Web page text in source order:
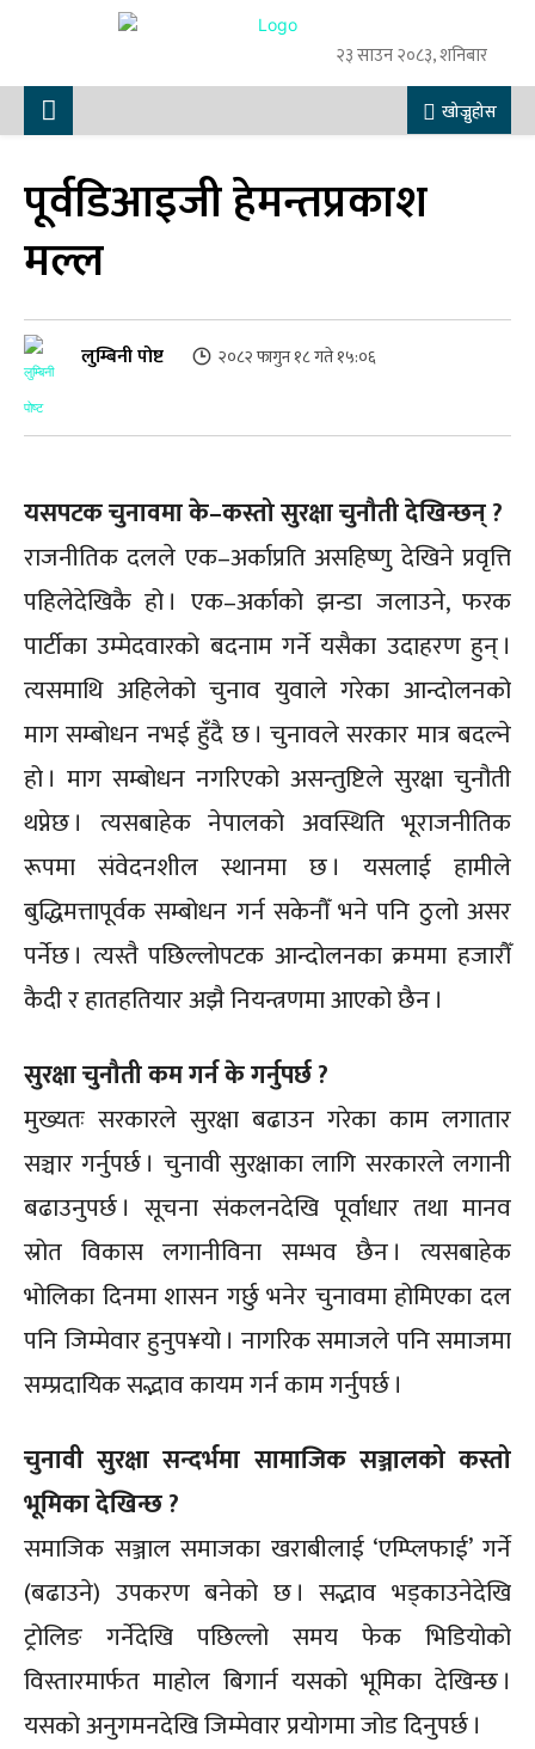
२३ साउन २०८३, शनिबार
खोज्नुहोस
पूर्वडिआइजी हेमन्तप्रकाश
मल्ल
लुम्बिनी पोष्ट २०८२ फागुन १८ गते १५:०६
यसपटक चुनावमा के–कस्तो सुरक्षा चुनौती देखिन्छन् ?
राजनीतिक दलले एक–अर्काप्रति असहिष्णु देखिने प्रवृत्ति
पहिलेदेखिकै हो । एक–अर्काको झन्डा जलाउने, फरक
पार्टीका उम्मेदवारको बदनाम गर्ने यसैका उदाहरण हुन् ।
त्यसमाथि अहिलेको चुनाव युवाले गरेका आन्दोलनको
माग सम्बोधन नभई हुँदै छ । चुनावले सरकार मात्र बदल्ने
हो । माग सम्बोधन नगरिएको असन्तुष्टिले सुरक्षा चुनौती
थप्नेछ । त्यसबाहेक नेपालको अवस्थिति भूराजनीतिक
रूपमा संवेदनशील स्थानमा छ । यसलाई हामीले
बुद्धिमत्तापूर्वक सम्बोधन गर्न सकेनौँ भने पनि ठुलो असर
पर्नेछ । त्यस्तै पछिल्लोपटक आन्दोलनका क्रममा हजारौँ
कैदी र हातहतियार अझै नियन्त्रणमा आएको छैन ।
सुरक्षा चुनौती कम गर्न के गर्नुपर्छ ?
मुख्यतः सरकारले सुरक्षा बढाउन गरेका काम लगातार
सञ्चार गर्नुपर्छ । चुनावी सुरक्षाका लागि सरकारले लगानी
बढाउनुपर्छ । सूचना संकलनदेखि पूर्वाधार तथा मानव
स्रोत विकास लगानीविना सम्भव छैन । त्यसबाहेक
भोलिका दिनमा शासन गर्छु भनेर चुनावमा होमिएका दल
पनि जिम्मेवार हुनुप¥यो । नागरिक समाजले पनि समाजमा
सम्प्रदायिक सद्भाव कायम गर्न काम गर्नुपर्छ ।
चुनावी सुरक्षा सन्दर्भमा सामाजिक सञ्जालको कस्तो
भूमिका देखिन्छ ?
समाजिक सञ्जाल समाजका खराबीलाई ‘एम्प्लिफाई’ गर्ने
(बढाउने) उपकरण बनेको छ । सद्भाव भड्काउनेदेखि
ट्रोलिङ गर्नेदेखि पछिल्लो समय फेक भिडियोको
विस्तारमार्फत माहोल बिगार्न यसको भूमिका देखिन्छ ।
यसको अनुगमनदेखि जिम्मेवार प्रयोगमा जोड दिनुपर्छ ।